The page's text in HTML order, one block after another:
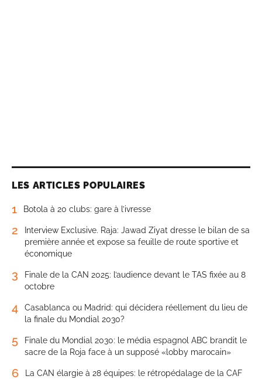
LES ARTICLES POPULAIRES
1 Botola à 20 clubs: gare à l’ivresse
2
Interview Exclusive. Raja: Jawad Ziyat dresse le bilan de sa
première année et expose sa feuille de route sportive et
économique
3
Finale de la CAN 2025: l’audience devant le TAS fixée au 8
octobre
4
Casablanca ou Madrid: qui décidera réellement du lieu de
la finale du Mondial 2030?
5
Finale du Mondial 2030: le média espagnol ABC brandit le
sacre de la Roja face à un supposé «lobby marocain»
6 La CAN élargie à 28 équipes: le rétropédalage de la CAF